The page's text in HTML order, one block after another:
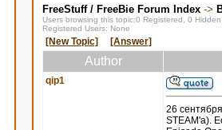
FreeStuff / FreeBie Forum Index ->
Users browsing this topic:0 Registered, 0
Registered Users: None
[New Topic] [Answer]
Author
qip1
26
STEAM'a).